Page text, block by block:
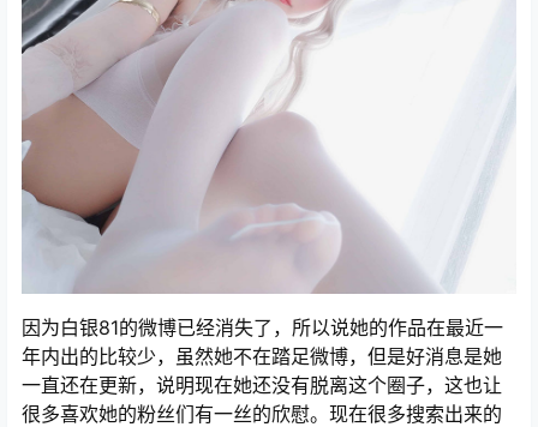
因为白银81的微博已经消失了，所以说她的作品在最近一
年内出的比较少，虽然她不在踏足微博，但是好消息是她
一直还在更新，说明现在她还没有脱离这个圈子，这也让
很多喜欢她的粉丝们有一丝的欣慰。现在很多搜索出来的